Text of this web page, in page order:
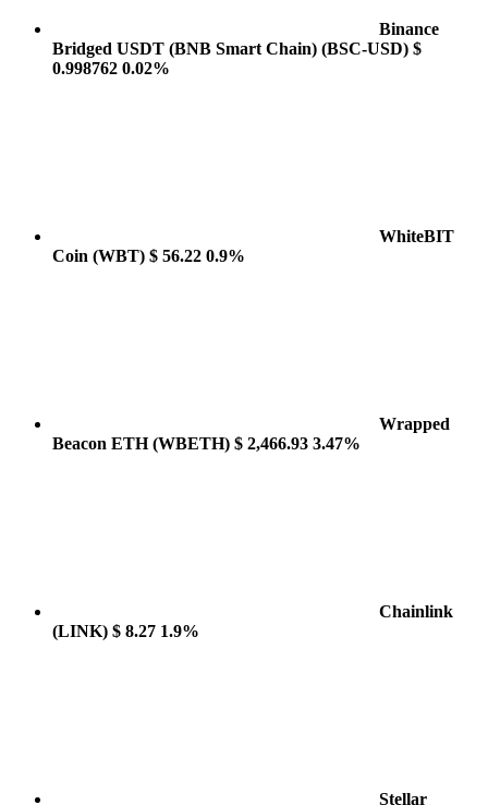
Binance
Bridged USDT (BNB Smart Chain) (BSC-USD) $
0.998762 0.02%
WhiteBIT
Coin (WBT) $ 56.22 0.9%
Wrapped
Beacon ETH(WBETH) $ 2,466.93 3.47%
Chainlink
(LINK) $ 8.27 1.9%
Stellar